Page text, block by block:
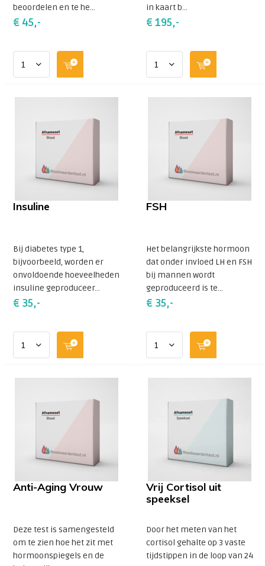
beoordelen en te he...
€ 45,-
in kaart b...
€ 195,-
Insuline
Bij diabetes type 1,
bijvoorbeeld, worden er
onvoldoende hoeveelheden
insuline geproduceer...
€ 35,-
FSH
Het belangrijkste hormoon
dat onder invloed LH en FSH
bij mannen wordt
geproduceerd is te...
€ 35,-
Anti-Aging Vrouw
Deze test is samengesteld
om te zien hoe het zit met
hormoonspiegels en de
Vrij Cortisol uit
speeksel
Door het meten van het
cortisol gehalte op 3 vaste
tijdstippen in de loop van 24